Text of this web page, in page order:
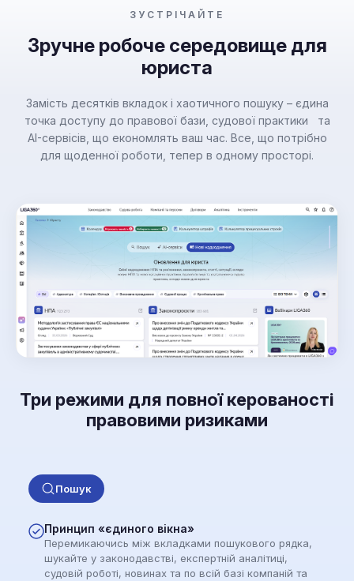
ЗУСТРІЧАЙТЕ
Зручне робоче середовище для
юриста
Замість десятків вкладок і хаотичного пошуку – єдина
точка доступу до правової бази, судової практики та
AI-сервісів, що економлять ваш час. Все, що потрібно
для щоденної роботи, тепер в одному просторі.
Три режими для повної керованості
правовими ризиками
Пошук
Принцип «єдиного вікна»
Перемикаючись між вкладками пошукового рядка,
шукайте у законодавстві, експертній аналітиці,
судовій роботі, новинах та по всій базі компаній та